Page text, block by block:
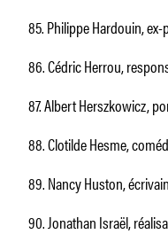
85. Philippe Hardouin,
86. Cédric Herrou,
87. Albert Herszkowicz,
88. Clotilde Hesme,
89. Nancy Huston,
90. Jonathan Israël,